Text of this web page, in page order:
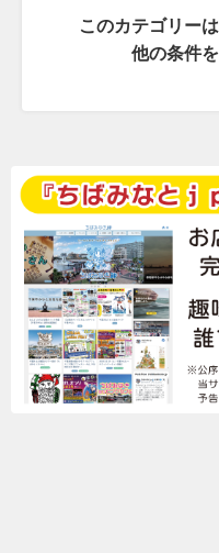
このカテゴリー
他の条件